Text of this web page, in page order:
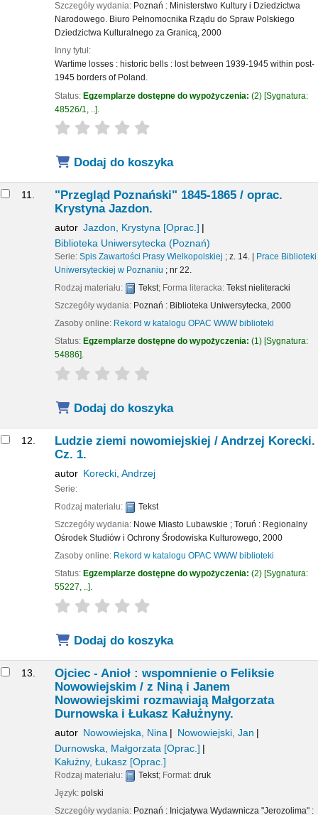
Szczegóły wydania: Poznań : Ministerstwo Kultury i Dziedzictwa
Narodowego. Biuro Pełnomocnika Rządu do Spraw Polskiego
Dziedzictwa Kulturalnego za Granicą, 2000
Inny tytuł:
Wartime losses : historic bells : lost between 1939-1945 within post-
1945 borders of Poland.
Status: Egzemplarze dostępne do wypożyczenia: (2) Sygnatura:
48526/1, ..
.
star rating
Dodaj do koszyka
11. "Przegląd Poznański" 1845-1865 / oprac.
Krystyna Jazdon.
autor Jazdon, Krystyna [Oprac.]
Biblioteka Uniwersytecka (Poznań)
Serie: Spis Zawartości Prasy Wielkopolskiej ; z. 14.|
Prace Biblioteki
Uniwersyteckiej w Poznaniu ; nr 22.
Rodzaj materiału:
Tekst; Forma literacka: Tekst nieliteracki
Szczegóły wydania: Poznań : Biblioteka Uniwersytecka, 2000
Zasoby online: Rekord w katalogu OPAC WWW biblioteki
Status: Egzemplarze dostępne do wypożyczenia: (1) Sygnatura:
54886 .
star rating
Dodaj do koszyka
12. Ludzie ziemi nowomiejskiej / Andrzej Korecki.
Cz. 1.
autor Korecki, Andrzej
Serie:
Rodzaj materiału:
Tekst
Szczegóły wydania: Nowe Miasto Lubawskie ; Toruń : Regionalny
Ośrodek Studiów i Ochrony Środowiska Kulturowego, 2000
Zasoby online: Rekord w katalogu OPAC WWW biblioteki
Status: Egzemplarze dostępne do wypożyczenia: (2) Sygnatura:
55227, .. .
star rating
Dodaj do koszyka
13.
Ojciec - Anioł : wspomnienie o Feliksie
Nowowiejskim / z Niną i Janem
Nowowiejskimi rozmawiają Małgorzata
Durnowska i Łukasz Kałużnyny.
autor Nowowiejska, Nina
Nowowiejski, Jan
Durnowska, Małgorzata [Oprac.]
Kałużny, Łukasz[Oprac.]
Rodzaj materiału: Tekst; Format: druk
Język: polski
Szczegóły wydania: Poznań : Inicjatywa Wydawnicza "Jerozolima" :